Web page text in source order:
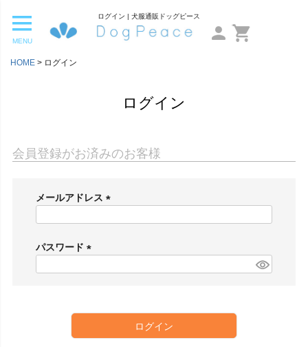
MENU
ログイン | 犬服通販ドッグピース
HOME ログイン
ログイン
会員登録がお済みのお客様
メールアドレス
)
パスワード
ログイン